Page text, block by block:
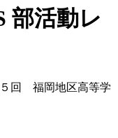
部活動レ
回 福岡地区高等学